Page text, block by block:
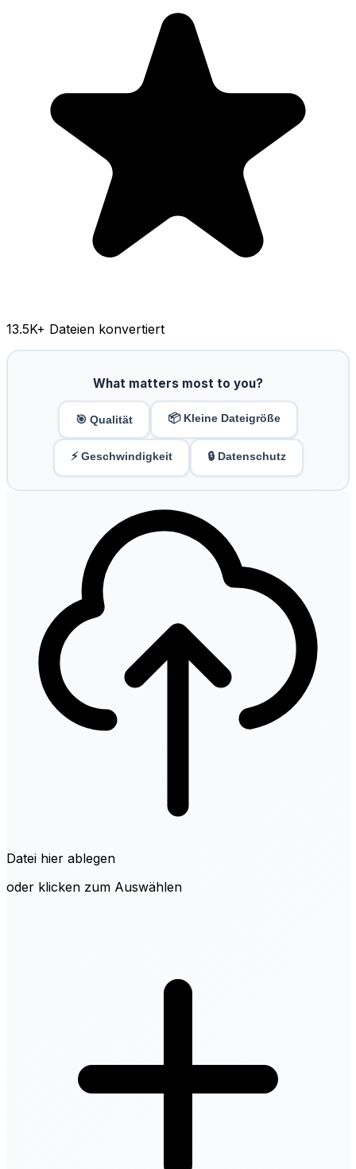
13.5K+ Dateien konvertiert
What matters most to you?
🎯 Qualität 📦 Kleine Dateigröße
⚡ Geschwindigkeit 🔒 Datenschutz
Datei hier ablegen
oder klicken zum Auswählen